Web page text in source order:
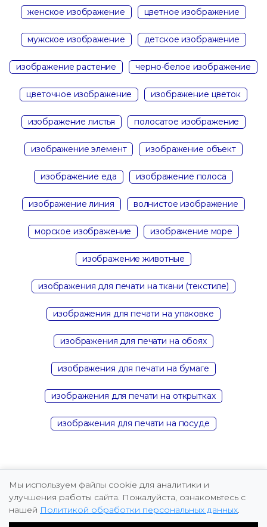
женское изображение цветное изображение
мужское изображение детское изображение
изображение растение черно-белое изображение
цветочное изображение изображение цветок
изображение листья полосатое изображение
изображение элемент изображение объект
изображение еда изображение полоса
изображение линия волнистое изображение
морское изображение изображение море
изображение животные
изображения для печати на ткани (текстиле)
изображения для печати на упаковке
изображения для печати на обоях
изображения для печати на бумаге
изображения для печати на открытках
изображения для печати на посуде
Мы используем файлы cookie для аналитики и
улучшения работы сайта. Пожалуйста, ознакомьтесь с
нашей Политикой обработки персональных данных.